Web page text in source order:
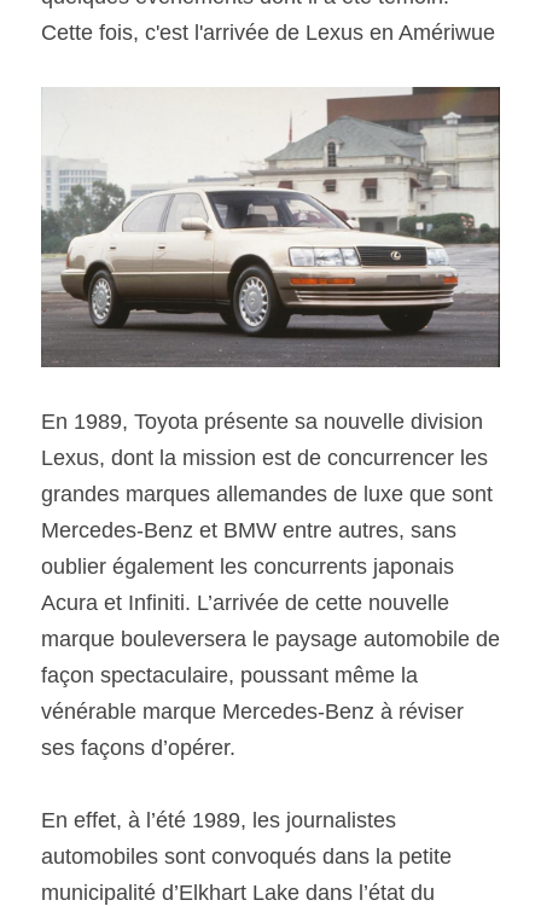
ASSURANCE
Cette fois, c'est l'arrivée de Lexus en Amériwue
En 1989, Toyota présente sa nouvelle division
Lexus, dont la mission est de concurrencer les
grandes marques allemandes de luxe que sont
Mercedes-Benz et BMW entre autres, sans
oublier également les concurrents japonais
Acura et Infiniti. L’arrivée de cette nouvelle
marque bouleversera le paysage automobile de
façon spectaculaire, poussant même la
vénérable marque Mercedes-Benz à réviser
ses façons d’opérer.
En effet, à l’été 1989, les journalistes
automobiles sont convoqués dans la petite
municipalité d’Elkhart Lake dans l’état du